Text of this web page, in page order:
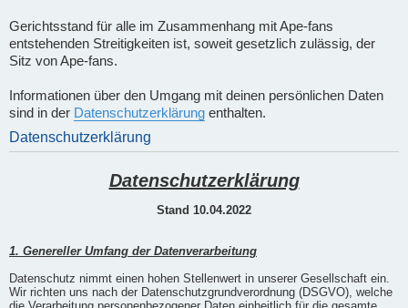
Gerichtsstand für alle im Zusammenhang mit Ape-fans
entstehenden Streitigkeiten ist, soweit gesetzlich zulässig, der
Sitz von Ape-fans.
Informationen über den Umgang mit deinen persönlichen Daten
sind in der Datenschutzerklärung enthalten.
Datenschutzerklärung
Datenschutzerklärung
Stand 10.04.2022
1. Genereller Umfang der Datenverarbeitung
Datenschutz nimmt einen hohen Stellenwert in unserer Gesellschaft ein.
Wir richten uns nach der Datenschutzgrundverordnung (DSGVO), welche